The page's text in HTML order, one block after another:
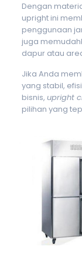
Dengan
upright ini
penggunaan
juga
dapur atau
Jika Anda
yang stabil,
bisnis, upright
pilihan yang